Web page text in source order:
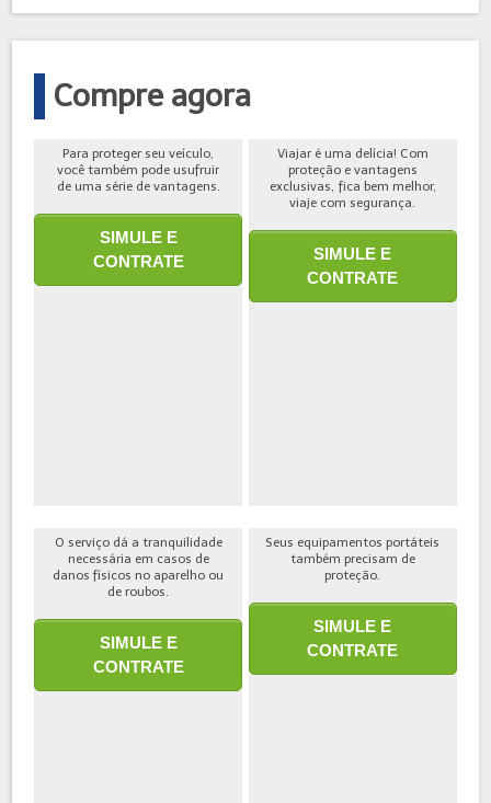
Compre agora
Para proteger seu veículo,
você também pode usufruir
de uma série de vantagens.
SIMULE E
CONTRATE
Viajar é uma delícia! Com
proteção e vantagens
exclusivas, fica bem melhor,
viaje com segurança.
SIMULE E
CONTRATE
O serviço dá a tranquilidade
necessária em casos de
danos físicos no aparelho ou
de roubos.
SIMULE E
CONTRATE
Seus equipamentos portáteis
também precisam de
proteção.
SIMULE E
CONTRATE